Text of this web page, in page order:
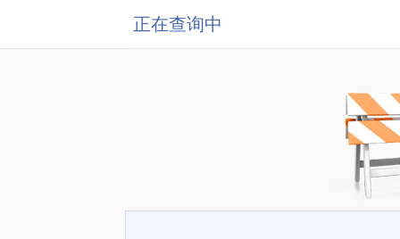
正在查询中